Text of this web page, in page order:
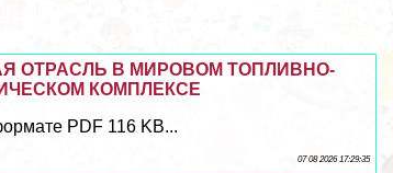
ОТРАСЛЬ В МИРОВОМ ТОПЛИВНО-
КОМПЛЕКСЕ
PDF 116 KB...
07 08 2026 17:29:35